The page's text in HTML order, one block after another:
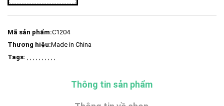
Mã sản phẩm:C1204
Thương hiệu:Made in China
Tags: , , , , , , , , , ,
Thông tin sản phẩm